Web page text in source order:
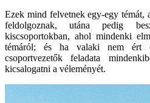
Ezek mind felvetnek egy-egy témát,
feldolgoznak, utána pedig
kiscsoportokban, ahol mindenki
témáról; és ha valaki nem ért
csoportvezetők feladata
kicsalogatni a véleményét.